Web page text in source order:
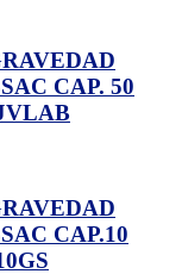
CAP. 50
CAP.10